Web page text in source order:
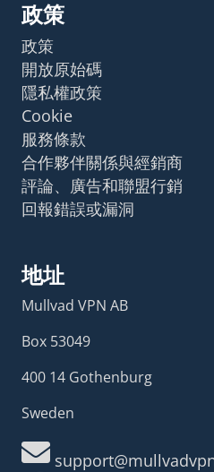
政策
政策
開放原始碼
隱私權政策
Cookie
服務條款
合作夥伴關係與經銷商
評論、廣告和聯盟行銷
回報錯誤或漏洞
地址
Mullvad VPN AB
Box 53049
400 14 Gothenburg
Sweden